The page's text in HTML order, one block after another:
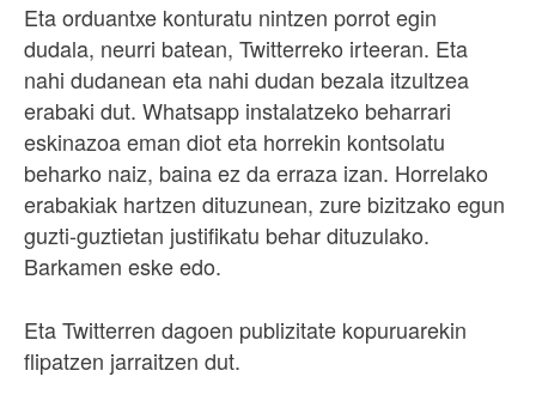
Eta orduantxe konturatu nintzen porrot egin
dudala, neurri batean, Twitterreko irteeran. Eta
nahi dudanean eta nahi dudan bezala itzultzea
erabaki dut. Whatsapp instalatzeko beharrari
eskinazoa eman diot eta horrekin kontsolatu
beharko naiz, baina ez da erraza izan. Horrelako
erabakiak hartzen dituzunean, zure bizitzako egun
guzti-guztietan justifikatu behar dituzulako.
Barkamen eske edo.
Eta Twitterren dagoen publizitate kopuruarekin
flipatzen jarraitzen dut.